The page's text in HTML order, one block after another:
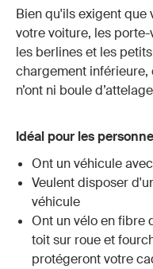
Bien qu'ils exigent que
votre voiture, les
les berlines et les
chargement inférieure,
n’ont ni boule
Idéal pour les
Ont un véhicule
Veulent disposer
véhicule
Ont un vélo en fibre
toit sur roue et
protégeront votre